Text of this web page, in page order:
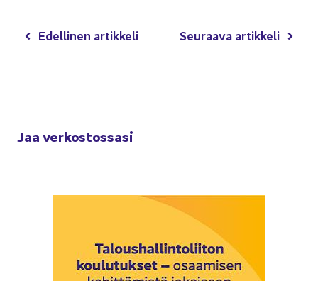
Jaa ver­kos­tos­sa­si
Edel­li­nen ar­tik­ke­li Seu­raa­va ar­tik­ke­li